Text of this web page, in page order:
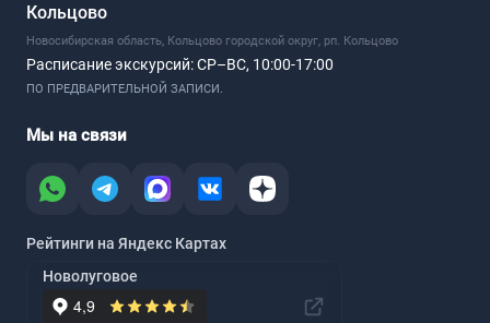
Кольцово
Новосибирская область, Кольцово городской округ, рп. Кольцово
Расписание экскурсий:СР–ВС, 10:00-17:00
ПО ПРЕДВАРИТЕЛЬНОЙ ЗАПИСИ.
Мы на связи
Рейтинги на Яндекс Картах
Новолуговое